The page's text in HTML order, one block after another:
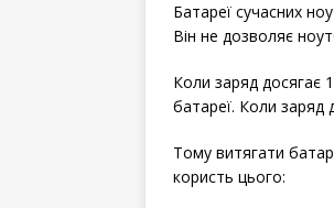
Батареї сучасних
Він не дозволяє
Коли заряд досягає
батареї. Коли заряд
Тому витягати
користь цього: